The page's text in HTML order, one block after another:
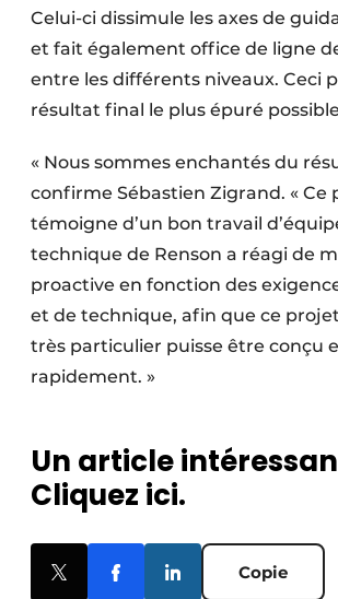
Celui-ci dissimule les axes de
et fait également office de ligne
entre les différents niveaux. Ceci
résultat final le plus épuré
« Nous sommes enchantés du
confirme Sébastien Zigrand. « Ce
témoigne d’un bon travail
technique de Renson a réagi de
proactive en fonction des
et de technique, afin que ce
très particulier puisse être conçu
rapidement. »
Un article
Cliquez ici.
Copie